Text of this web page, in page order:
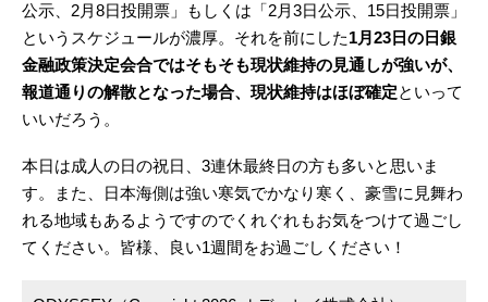
公示、2月8日投開票」もしくは「2月3日公示、15日投開票」
というスケジュールが濃厚。それを前にした1月23日の日銀
金融政策決定会合ではそもそも現状維持の見通しが強いが、
報道通りの解散となった場合、現状維持はほぼ確定といって
いいだろう。
本日は成人の日の祝日、3連休最終日の方も多いと思いま
す。また、日本海側は強い寒気でかなり寒く、豪雪に見舞わ
れる地域もあるようですのでくれぐれもお気をつけて過ごし
てください。皆様、良い1週間をお過ごしください！